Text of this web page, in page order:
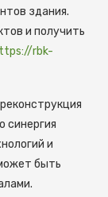
здания.
и получить
rbk-
синергия
и
быть